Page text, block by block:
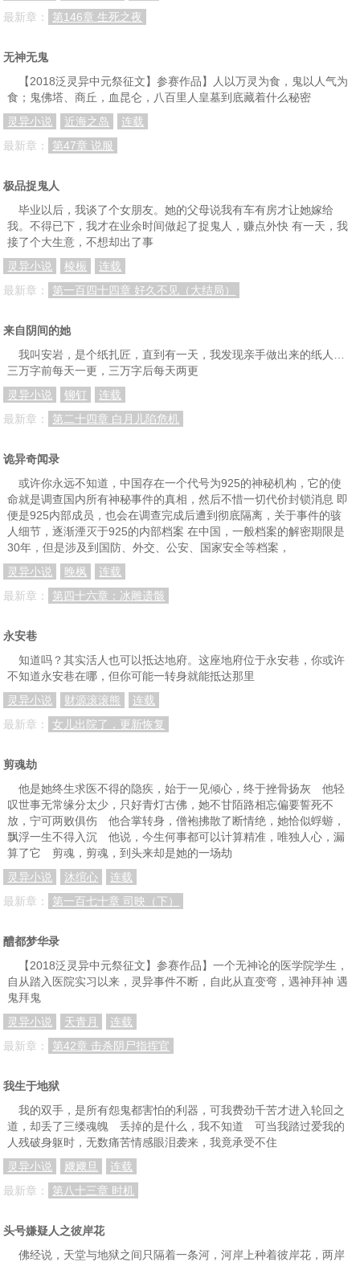
最新章： 第146章 生死之夜
无神无鬼
【2018泛灵异中元祭征文】参赛作品】人以万灵为食，鬼以人气为
食；鬼佛塔、商丘，血昆仑，八百里人皇墓到底藏着什么秘密
灵异小说
近海之岛
连载
最新章：
第47章 说服
极品捉鬼人
毕业以后，我谈了个女朋友。她的父母说我有车有房才让她嫁给
我。不得已下，我才在业余时间做起了捉鬼人，赚点外快 有一天，我
接了个大生意，不想却出了事
灵异小说
棱桭
连载
最新章：
第一百四十四章 好久不见（大结局）
来自阴间的她
我叫安岩，是个纸扎匠，直到有一天，我发现亲手做出来的纸人…
三万字前每天一更，三万字后每天两更
灵异小说
铆钉
连载
最新章：
第二十四章 白月儿陷危机
诡异奇闻录
或许你永远不知道，中国存在一个代号为925的神秘机构，它的使
命就是调查国内所有神秘事件的真相，然后不惜一切代价封锁消息 即
便是925内部成员，也会在调查完成后遭到彻底隔离，关于事件的骇
人细节，逐渐湮灭于925的内部档案 在中国，一般档案的解密期限是
30年，但是涉及到国防、外交、公安、国家安全等档案，
灵异小说
晚枫
连载
最新章：
第四十六章：冰雕遗骸
永安巷
知道吗？其实活人也可以抵达地府。这座地府位于永安巷，你或许
不知道永安巷在哪，但你可能一转身就能抵达那里
灵异小说
财源滚滚熊
连载
最新章：
女儿出院了，更新恢复
剪魂劫
他是她终生求医不得的隐疾，始于一见倾心，终于挫骨扬灰 他轻
叹世事无常缘分太少，只好青灯古佛，她不甘陌路相忘偏要誓死不
放，宁可两败俱伤 他合掌转身，僧袍拂散了断情绝，她恰似蜉蝣，
飘浮一生不得入沉 他说，今生何事都可以计算精准，唯独人心，漏
算了它 剪魂，剪魂，到头来却是她的一场劫
灵异小说
沐绾心
连载
最新章：
第一百七十章 司映（下）
醴都梦华录
【2018泛灵异中元祭征文】参赛作品】一个无神论的医学院学生，
自从踏入医院实习以来，灵异事件不断，自此从直变弯，遇神拜神 遇
鬼拜鬼
灵异小说
天青月
连载
最新章：
第42章 击杀阴尸指挥官
我生于地狱
我的双手，是所有怨鬼都害怕的利器，可我费劲千苦才进入轮回之
道，却丢了三缕魂魄 丢掉的是什么，我不知道 可当我踏过爱我的
人残破身躯时，无数痛苦情感眼泪袭来，我竟承受不住
灵异小说
飕飕旦
连载
最新章：
第八十三章 时机
头号嫌疑人之彼岸花
佛经说，天堂与地狱之间只隔着一条河，河岸上种着彼岸花，两岸